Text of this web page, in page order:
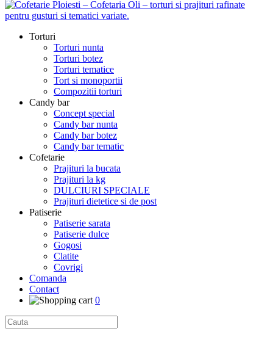
Torturi
Torturi nunta
Torturi botez
Torturi tematice
Tort si monoportii
Compozitii torturi
Candy bar
Concept special
Candy bar nunta
Candy bar botez
Candy bar tematic
Cofetarie
Prajituri la bucata
Prajituri la kg
DULCIURI SPECIALE
Prajituri dietetice si de post
Patiserie
Patiserie sarata
Patiserie dulce
Gogosi
Clatite
Covrigi
Comanda
Contact
0